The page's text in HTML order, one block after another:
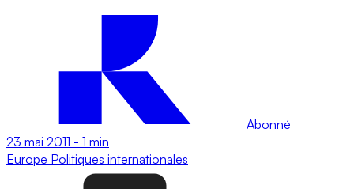
Abonné
23 mai 2011 - 1 min
Europe Politiques internationales